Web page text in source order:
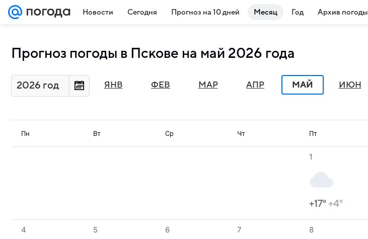
Новости Сегодня Прогноз на 10 дней Месяц Год Архив погоды
Прогноз погоды в Пскове на май 2026 года
2026 год ЯНВ ФЕВ МАР АПР МАЙ ИЮН
Пн Вт Ср Чт Пт
1
+17°+4°
4 5 6 7 8